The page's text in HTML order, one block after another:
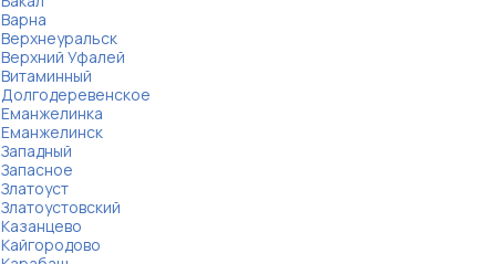
Варна
Верхнеуральск
Верхний Уфалей
Витаминный
Долгодеревенское
Еманжелинка
Еманжелинск
Западный
Запасное
Златоуст
Златоустовский
Казанцево
Кайгородово